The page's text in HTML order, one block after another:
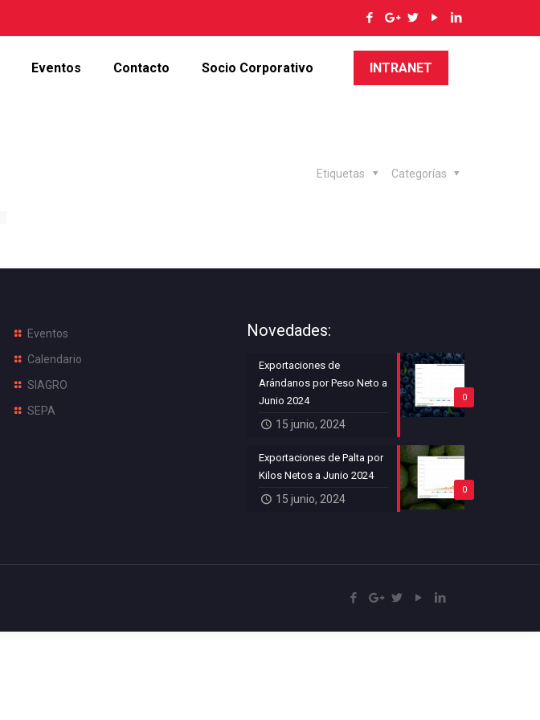
Eventos Contacto Socio Corporativo INTRANET
Categorías
Etiquetas
Eventos
Calendario
SIAGRO
SEPA
Novedades:
0
Exportaciones de
Arándanos por Peso Neto a
Junio 2024
15 junio, 2024
0
Exportaciones de Palta por
Kilos Netos a Junio 2024
15 junio, 2024